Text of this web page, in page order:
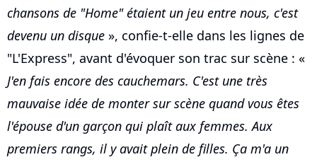
chansons de "Home" étaient un jeu entre nous, c'est
devenu un disque », confie-t-elle dans les lignes de
"L'Express", avant d'évoquer son trac sur scène : «
J'en fais encore des cauchemars. C'est une très
mauvaise idée de monter sur scène quand vous êtes
l'épouse d'un garçon qui plaît aux femmes. Aux
premiers rangs, il y avait plein de filles. Ça m'a un